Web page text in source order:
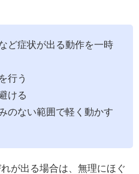
ど症状が出る動作を一時
行う
ける
のない範囲で軽く動かす
が出る場合は、無理にほぐ